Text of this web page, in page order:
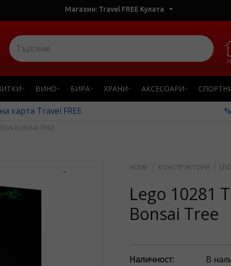
Магазин: Travel FREE Кулата
ВИНО БИРА ХРАНИ АКСЕСОАРИ
карта Travel FREE
BONSAI TREE
- КОНСТРУКТОРИ
Lego 10281
Bonsai Tree
Наличност:
В